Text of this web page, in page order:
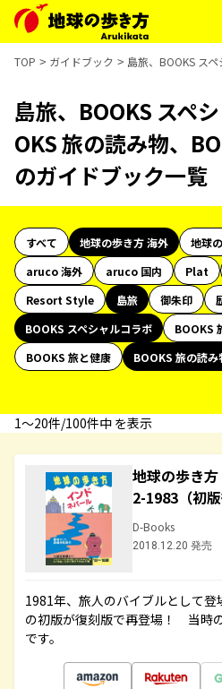
TOP ガイドブック 島旅、BOOKS ス
島旅、BOOKS スペ
OKS 旅の読み物、
のガイドブック一覧
すべて 地球の歩き方 海外
地球
aruco 海外
aruco 国内 Plat
Resort Style
島旅 御朱印
BOOKS スペシャルコラボ
BOOKS
BOOKS 旅と健康
BOOKS 旅の読み
1〜20件/100件中 を表示
地球の歩き
2-1983（初版
D-Books
2018.12.20 発売
1981年、旅人のバイブルとして
の初版が復刻版で再登場！ 当時
です。